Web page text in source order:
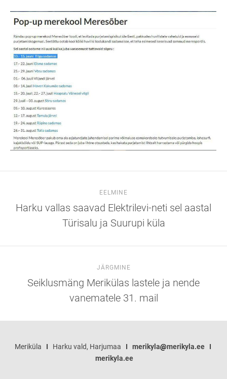
EELMINE
Harku vallas saavad Elektrilevi-neti sel aastal
Türisalu ja Suurupi küla
JÄRGMINE
Seiklusmäng Merikülas lastele ja nende
vanematele 31. mail
Meriküla I Harku vald, Harjumaa I merikyla@merikyla.ee I
merikyla.ee